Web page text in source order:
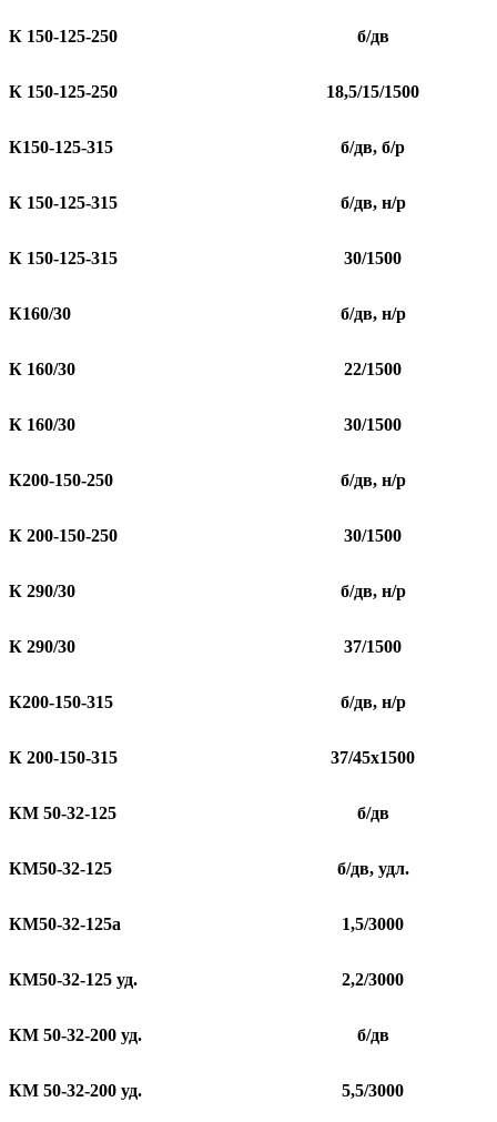
К 150-125-250 б/дв
К 150-125-250 18,5/15/1500
К150-125-315 б/дв, б/р
К 150-125-315 б/дв, н/р
К 150-125-315 30/1500
К160/30 б/дв, н/р
К 160/30 22/1500
К 160/30 30/1500
К200-150-250 б/дв, н/р
К 200-150-250 30/1500
К 290/30 б/дв, н/р
К 290/30 37/1500
К200-150-315 б/дв, н/р
К 200-150-315 37/45х1500
КМ 50-32-125 б/дв
КМ50-32-125 б/дв, удл.
КМ50-32-125а 1,5/3000
КМ50-32-125 уд. 2,2/3000
КМ 50-32-200 уд. б/дв
КМ 50-32-200 уд. 5,5/3000